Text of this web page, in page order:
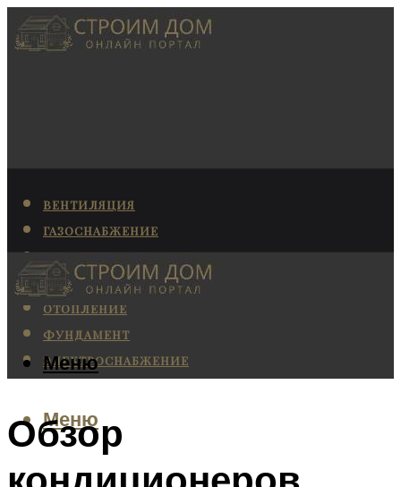
ВЕНТИЛЯЦИЯ
ГАЗОСНАБЖЕНИЕ
КАНАЛИЗАЦИЯ
КОНДИЦИОНИРОВАНИЕ
ОТОПЛЕНИЕ
ФУНДАМЕНТ
ЭЛЕКТРОСНАБЖЕНИЕ
Меню
Меню
Обзор